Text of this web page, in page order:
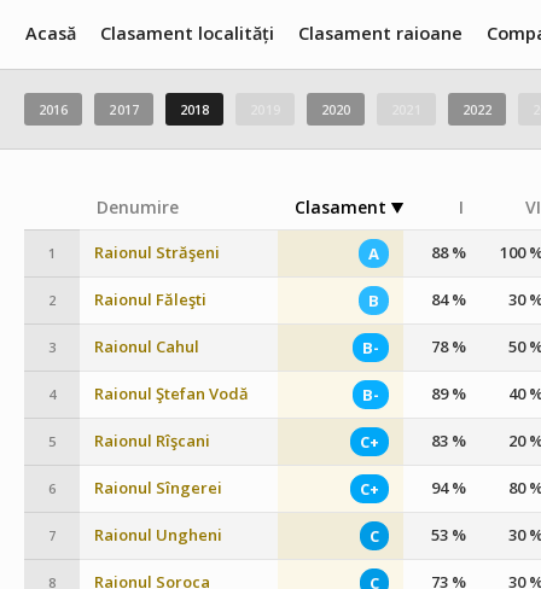
Acasă Clasament localități Clasament raioane
2016 2017 2018 2020 2022
Denumire Clasament I VI
1 Raionul Străşeni A 88 % 100
2 Raionul Făleşti B 84 % 30
3 Raionul Cahul B- 78 % 50
4 Raionul Ştefan Vodă B- 89 % 40
5 Raionul Rîşcani C+ 83 % 20
6 Raionul Sîngerei C+ 94 % 80
7 Raionul Ungheni C 53 % 30
8 Raionul Soroca C 73 % 30